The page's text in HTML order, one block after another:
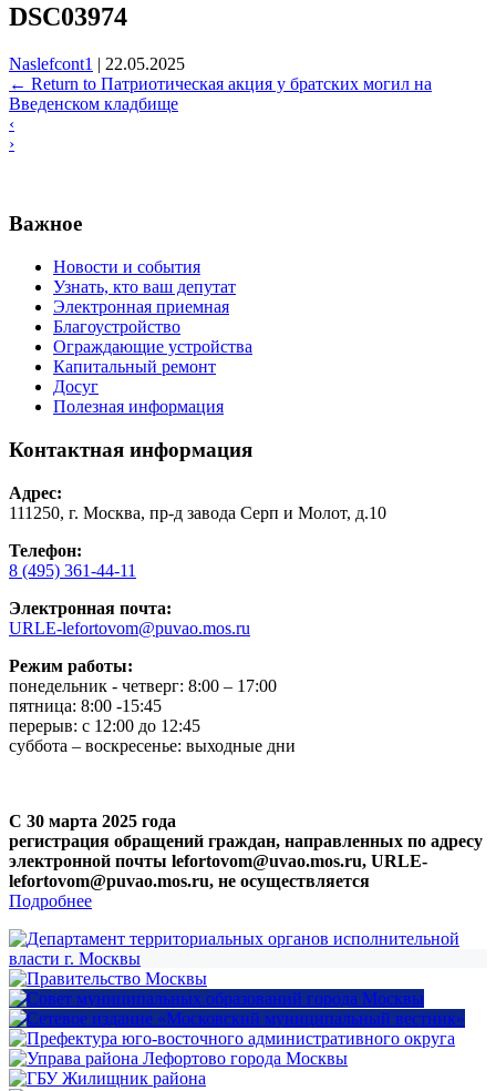
DSC03974
Naslefcont1 | 22.05.2025
← Return to Патриотическая акция у братских могил на
Введенском кладбище
‹
›
Важное
Новости и события
Узнать, кто ваш депутат
Электронная приемная
Благоустройство
Ограждающие устройства
Капитальный ремонт
Досуг
Полезная информация
Контактная информация
Адрес:
111250, г. Москва, пр-д завода Серп и Молот, д.10
Телефон:
8 (495) 361-44-11
Электронная почта:
URLE-lefortovom@puvao.mos.ru
Режим работы:
понедельник - четверг: 8:00 – 17:00
пятница: 8:00 -15:45
перерыв: с 12:00 до 12:45
суббота – воскресенье: выходные дни
С 30 марта 2025 года
регистрация обращений граждан, направленных по адресу
электронной почты lefortovom@uvao.mos.ru, URLE-
lefortovom@puvao.mos.ru, не осуществляется
Подробнее